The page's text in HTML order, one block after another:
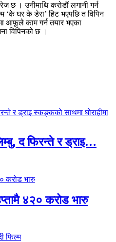
छ । उनीमाथि करोडौं लगानी गर्न
‘के घर के डेरा’ हिट भएपछि त विपिन
आफूले काम गर्न तयार भएका
विपिनको छ ।
द फिरन्ते र ड्राइ…
४२० करोड भारु